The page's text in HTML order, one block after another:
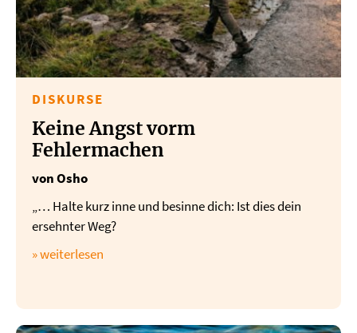
DISKURSE
Keine Angst vorm
Fehlermachen
von Osho
„… Halte kurz inne und besinne dich: Ist dies dein
ersehnter Weg?
» weiterlesen